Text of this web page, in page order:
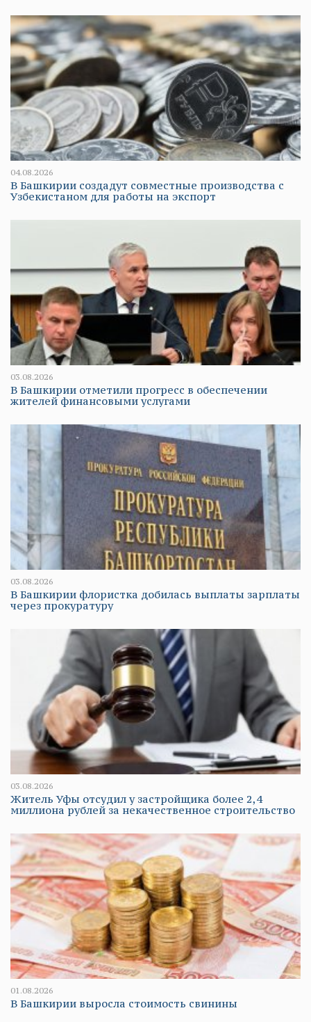
04.08.2026
В Башкирии создадут совместные производства с
Узбекистаном для работы на экспорт
03.08.2026
В Башкирии отметили прогресс в обеспечении
жителей финансовыми услугами
03.08.2026
В Башкирии флористка добилась выплаты зарплаты
через прокуратуру
03.08.2026
Житель Уфы отсудил у застройщика более 2,4
миллиона рублей за некачественное строительство
01.08.2026
В Башкирии выросла стоимость свинины